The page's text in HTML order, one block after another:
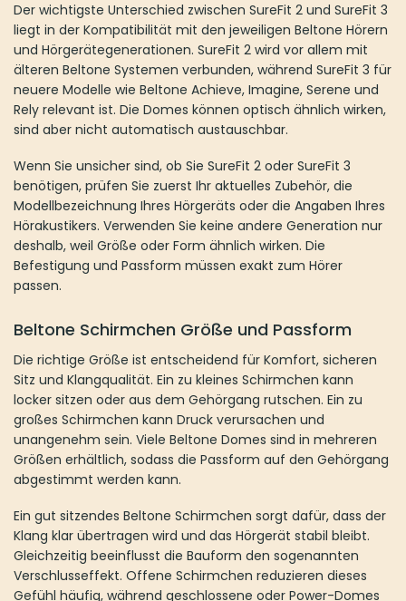
Der wichtigste Unterschied zwischen SureFit 2 und SureFit 3
liegt in der Kompatibilität mit den jeweiligen Beltone Hörern
und Hörgerätegenerationen. SureFit 2 wird vor allem mit
älteren Beltone Systemen verbunden, während SureFit 3 für
neuere Modelle wie Beltone Achieve, Imagine, Serene und
Rely relevant ist. Die Domes können optisch ähnlich wirken,
sind aber nicht automatisch austauschbar.
Wenn Sie unsicher sind, ob Sie SureFit 2 oder SureFit 3
benötigen, prüfen Sie zuerst Ihr aktuelles Zubehör, die
Modellbezeichnung Ihres Hörgeräts oder die Angaben Ihres
Hörakustikers. Verwenden Sie keine andere Generation nur
deshalb, weil Größe oder Form ähnlich wirken. Die
Befestigung und Passform müssen exakt zum Hörer
passen.
Beltone Schirmchen Größe und Passform
Die richtige Größe ist entscheidend für Komfort, sicheren
Sitz und Klangqualität. Ein zu kleines Schirmchen kann
locker sitzen oder aus dem Gehörgang rutschen. Ein zu
großes Schirmchen kann Druck verursachen und
unangenehm sein. Viele Beltone Domes sind in mehreren
Größen erhältlich, sodass die Passform auf den Gehörgang
abgestimmt werden kann.
Ein gut sitzendes Beltone Schirmchen sorgt dafür, dass der
Klang klar übertragen wird und das Hörgerät stabil bleibt.
Gleichzeitig beeinflusst die Bauform den sogenannten
Verschlusseffekt. Offene Schirmchen reduzieren dieses
Gefühl häufig, während geschlossene oder Power-Domes